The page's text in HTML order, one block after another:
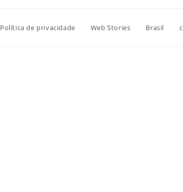
Política de privacidade Web Stories Brasil